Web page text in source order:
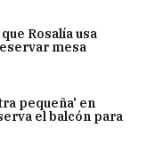
Rosalía usa
mesa
pequeña' en
el balcón para